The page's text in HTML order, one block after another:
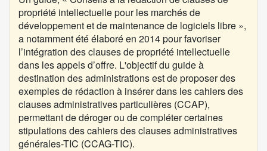
propriété intellectuelle pour les marchés de
développement et de maintenance de logiciels libre »,
a notamment été élaboré en 2014 pour favoriser
l’intégration des clauses de propriété intellectuelle
dans les appels d’offre. L'objectif du guide à
destination des administrations est de proposer des
exemples de rédaction à insérer dans les cahiers des
clauses administratives particulières (CCAP),
permettant de déroger ou de compléter certaines
stipulations des cahiers des clauses administratives
générales-TIC (CCAG-TIC).